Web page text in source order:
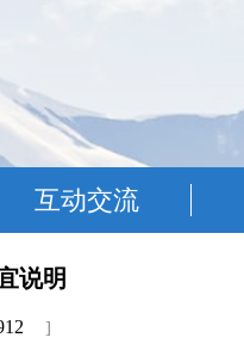
互动交流
说明
]